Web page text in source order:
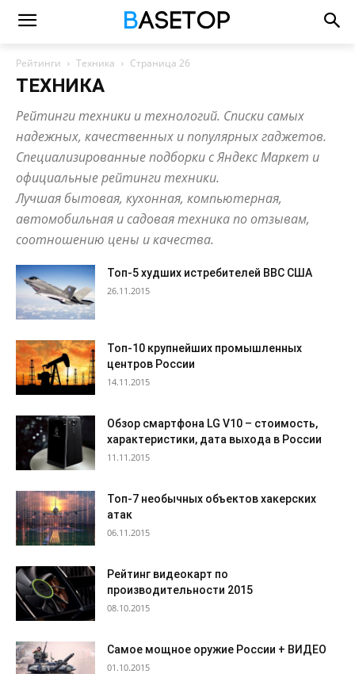
Рейтинги Техника Страница 26
ТЕХНИКА
Рейтинги техники и технологий. Списки самых
надежных, качественных и популярных гаджетов.
Специализированные подборки с Яндекс Маркет и
официальные рейтинги техники.
Лучшая бытовая, кухонная, компьютерная,
автомобильная и садовая техника по отзывам,
соотношению цены и качества.
Топ-5 худших истребителей ВВС США
26.11.2015
Топ-10 крупнейших промышленных
центров России
14.11.2015
Обзор смартфона LG V10 – стоимость,
характеристики, дата выхода в России
11.11.2015
Топ-7 необычных объектов хакерских
атак
06.11.2015
Рейтинг видеокарт по
производительности 2015
08.10.2015
Самое мощное оружие России + ВИДЕО
01.10.2015